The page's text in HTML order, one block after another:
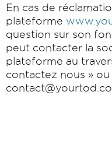
En cas de
plateforme
question sur son
peut contacter la
plateforme au
contactez nous » ou